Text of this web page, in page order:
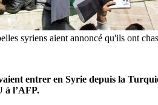
syriens aient annoncé qu'ils ont
entrer en Syrie depuis la
à l’AFP.